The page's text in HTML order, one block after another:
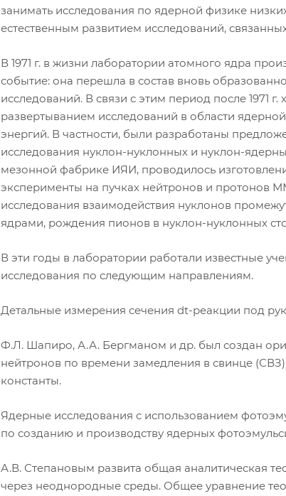
занимать исследования по ядерной физике
естественным развитием исследований,
В 1971 г. в жизни лаборатории атомного ядра
событие: она перешла в состав вновь
исследований. В связи с этим период после 1971 г.
развертыванием исследований в области
энергий. В частности, были разработаны
исследования нуклон-нуклонных и нуклон-
мезонной фабрике ИЯИ, проводилось
эксперименты на пучках нейтронов и протонов
исследования взаимодействия нуклонов
ядрами, рождения пионов в нуклон-нуклонных
В эти годы в лаборатории работали известные
исследования по следующим направлениям.
Детальные измерения сечения dt-реакции под
Ф.Л. Шапиро, А.А. Бергманом и др. был создан
нейтронов по времени замедления в свинце
константы.
Ядерные исследования с использованием
по созданию и производству ядерных
А.В. Степановым развита общая аналитическая
через неоднородные среды. Общее уравнение